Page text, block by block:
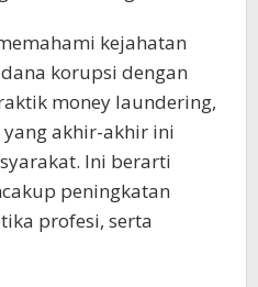
kejahatan
korupsi dengan
money laundering,
akhir-akhir ini
Ini berarti
peningkatan
profesi, serta